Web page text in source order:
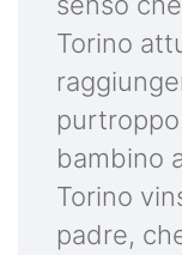
Torino
bambino
Torino
padre,